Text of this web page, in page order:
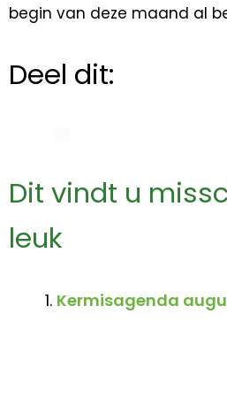
begin van deze maand al
Deel dit:
Dit vindt u
leuk
Kermisagenda